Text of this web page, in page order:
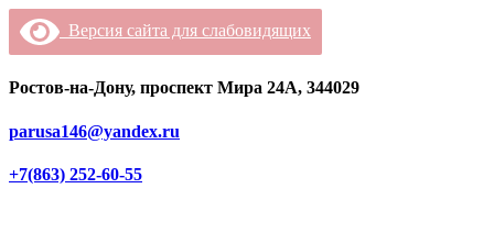
Версия сайта для слабовидящих
Ростов-на-Дону, проспект Мира 24А, 344029
parusa146@yandex.ru
+7(863) 252-60-55